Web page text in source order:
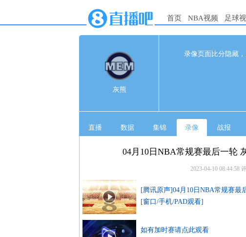
首页 NBA视频 足球
灰熊
录像页面比分隐藏，
100 完赛
直播 数据 集锦 录像 战报
04月10日NBA常规赛最后一轮
2023-04-10 08:44:58
[腾讯原声]04月10日NBA常规赛最
[窗口/手机/PAD观看]
如有加时赛请点此观看